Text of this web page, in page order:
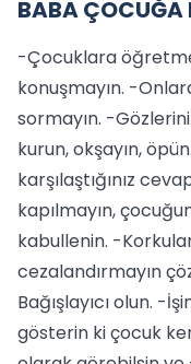
BABA
-Çocuklara
konuşmayın. -
sormayın. -
kurun, okşayın,
karşılaştığınız
kapılmayın,
kabullenin. -
cezalandırmayın
Bağışlayıcı olun. -
gösterin ki çocuk